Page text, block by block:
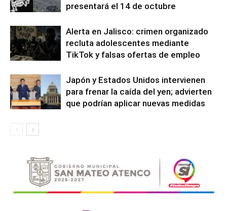
presentará el 14 de octubre
Alerta en Jalisco: crimen organizado
recluta adolescentes mediante
TikTok y falsas ofertas de empleo
Japón y Estados Unidos intervienen
para frenar la caída del yen; advierten
que podrían aplicar nuevas medidas